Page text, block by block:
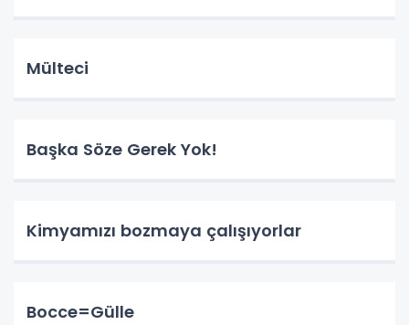
Mülteci
Başka Söze Gerek Yok!
Kimyamızı bozmaya çalışıyorlar
Bocce=Gülle